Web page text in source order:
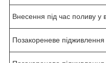
Внесення під час поливу у
Позакореневе підживлення